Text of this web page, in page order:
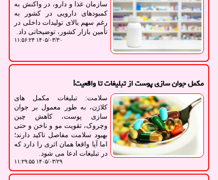
سازمان غذا و دارو، در واکنش به
کمبودهای دارویی در کشور به
رغم سهم بالای تولیدات داخلی در
تأمین بازار کشور، توضیحاتی داد.
۱۴۰۵/۰۳/۳۰ ۱۱:۵۶:۲۴
مکمل جوان سازی پوست از تبلیغات تا واقعیت!
سلامت: تبلیغات مکمل های
کلاژن، به طور معمول بر جوان
سازی پوست، کاهش چین
وچروک، تقویت مو و ناخن و حتی
بهبود سلامت مفاصل تاکید دارند؛
اما آیا واقعا همان اثری را دارد که
در تبلیغات ادعا می شود.
۱۴۰۵/۰۳/۲۹ ۱۱:۲۹:۵۵